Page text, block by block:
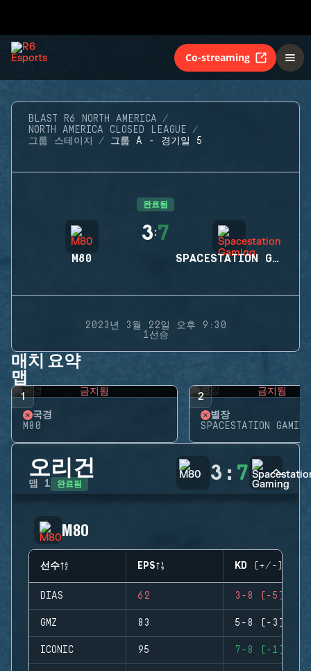
Co-streaming
BLAST R6 NORTH AMERICA
NORTH AMERICA CLOSED LEAGUE
그룹 스테이지
그룹 A - 경기일 5
완료됨
M80
3:7
SPACESTATION GAMING
2023년 3월 22일 오후 9:30
1선승
매치 요약
맵
1 금지됨
국경
M80
2 금지됨
별장
SPACESTATION GAMING
오리건
맵 1 완료됨 3 : 7
M80
선수 EPS KD (+/-)
DIAS 62 3-8 (-5)
GMZ 83 5-8 (-3)
ICONIC 95 7-8 (-1)